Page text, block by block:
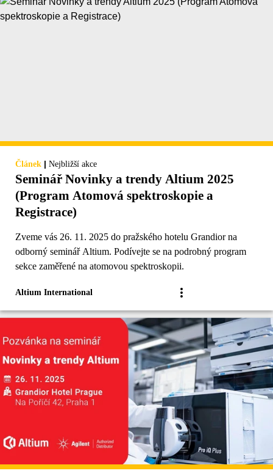
Článek | Nejbližší akce
Seminář Novinky a trendy Altium 2025
(Program Atomová spektroskopie a
Registrace)
Zveme vás 26. 11. 2025 do pražského hotelu Grandior na
odborný seminář Altium. Podívejte se na podrobný program
sekce zaměřené na atomovou spektroskopii.
Altium International